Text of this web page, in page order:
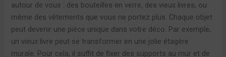
autour de vous : des bouteilles en verre, des vieux livres, ou
même des vêtements que vous ne portez plus. Chaque objet
peut devenir une pièce unique dans votre déco. Par exemple,
un vieux livre peut se transformer en une jolie étagère
murale. Pour cela, il suffit de fixer des supports au mur et de